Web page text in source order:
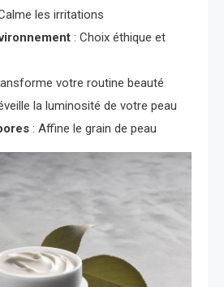
les irritations
: Choix éthique et
votre routine beauté
la luminosité de votre peau
: Affine le grain de peau